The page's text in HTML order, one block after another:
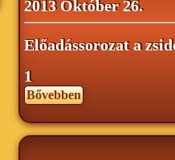
2013 Október 26.
Előadássorozat a
1
Bővebben